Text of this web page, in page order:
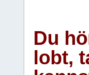
Du
lobt,